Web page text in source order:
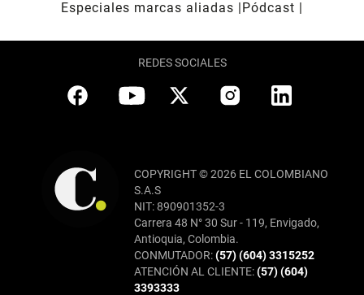
Especiales marcas aliadas
Pódcast
REDES SOCIALES
COPYRIGHT © 2026 EL COLOMBIANO
S.A.S
NIT: 890901352-3
Carrera 48 N° 30 Sur - 119, Envigado,
Antioquia, Colombia.
CONMUTADOR:(57) (604) 3315252
ATENCIÓN AL CLIENTE:(57) (604)
3393333